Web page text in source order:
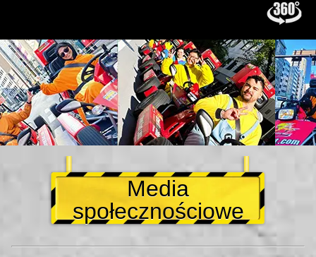
Media
społecznościowe